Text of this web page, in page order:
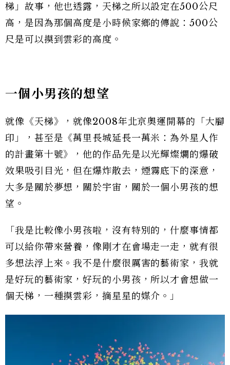
梯」故事，他也透露，天梯之所以設定在500公尺
高，是因為那個高度是小時候家鄉的傳說：500公
尺是可以摸到雲彩的高度。
一個小男孩的想望
就像《天梯》，就像2008年北京奧運開幕的「大腳
印」，甚至是《萬里長城延長一萬米：為外星人作
的計畫第十號》，他的作品先是以光輝燦爛的爆破
效果吸引目光，但在爆炸散去，煙霧底下的深意，
大多是關於夢想，關於宇宙，關於一個小男孩的想
望。
「我是比較像小男孩啦，沒有特別的，什麼事情都
可以給你帶來營養，像剛才在會場走一走，就有很
多想法浮上來。我不是什麼很厲害的藝術家，我就
是好玩的藝術家，好玩的小男孩，所以才會想做一
個天梯，一種摸雲彩，摘星星的媒介。」